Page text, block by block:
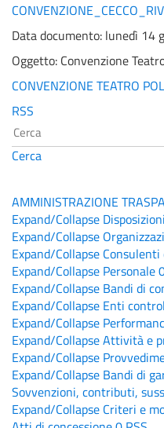
Data documento: lunedì 14
Oggetto: Convenzione
CONVENZIONE TEATRO
RSS
Cerca
AMMINISTRAZIONE
Expand/Collapse
Expand/Collapse
Expand/Collapse
Expand/Collapse Personale
Expand/Collapse Bandi di
Expand/Collapse Enti
Expand/Collapse
Expand/CollapseAttività e
Expand/Collapse
Expand/Collapse Bandi di
Sovvenzioni, contributi,
Expand/Collapse Criteri e